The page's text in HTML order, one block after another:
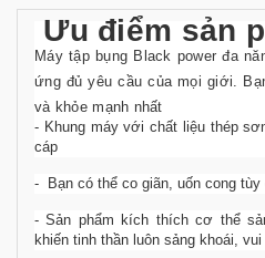
Ưu điểm sản
Máy tập bụng Black power đa
ứng đủ yêu cầu của mọi giới.
và khỏe mạnh nhất
- Khung máy với chất liệu thép
cáp
- Bạn có thể co giãn, uốn cong
- Sản phẩmkích thích cơ thể
khiến tinh thần luôn sảng khoái, vui